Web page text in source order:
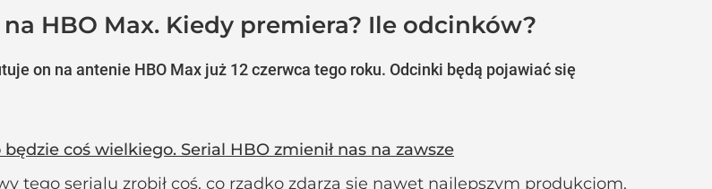
HBO Max. Kiedy premiera? Ile odcinków?
on na antenie HBO Max już 12 czerwca tego roku. Odcinki będą pojawiać się
coś wielkiego. Serial HBO zmienił nas na zawsze
tego serialu zrobił coś, co rzadko zdarza się nawet najlepszym produkcjom.